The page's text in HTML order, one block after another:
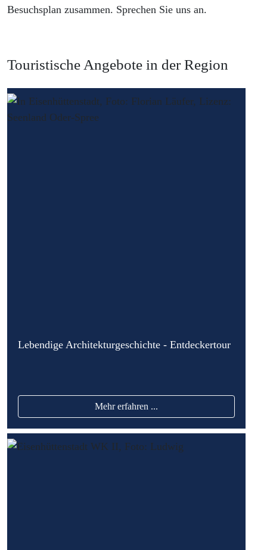
Besuchsplan zusammen. Sprechen Sie uns an.
Touristische Angebote in der Region
Lebendige Architekturgeschichte - Entdeckertour
Mehr erfahren ...